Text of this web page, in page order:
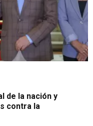
de la nación y
contra la